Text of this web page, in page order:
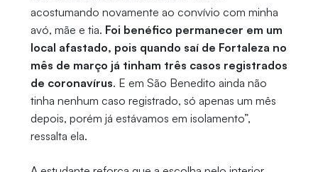
acostumando novamente ao convívio com minha
avó, mãe e tia. Foi benéfico permanecer em um
local afastado, pois quando saí de Fortaleza no
mês de março já tinham três casos registrados
de coronavírus. E em São Benedito ainda não
tinha nenhum caso registrado, só apenas um mês
depois, porém já estávamos em isolamento”,
ressalta ela.